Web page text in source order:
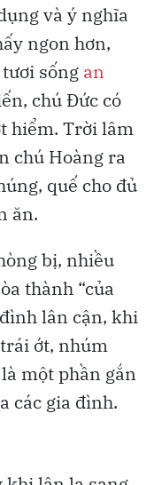
và ý nghĩa
ngon hơn,
sống an
chú Đức có
hiểm. Trời lâm
chú Hoàng ra
quế cho đủ
ăn.
bị, nhiều
thành “của
lân cận, khi
ớt, nhúm
một phần gắn
các gia đình.